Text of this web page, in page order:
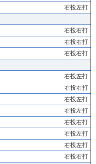
右投左打
右投右打
右投右打
右投右打
右投左打
右投右打
右投左打
右投左打
右投右打
右投左打
右投左打
右投右打